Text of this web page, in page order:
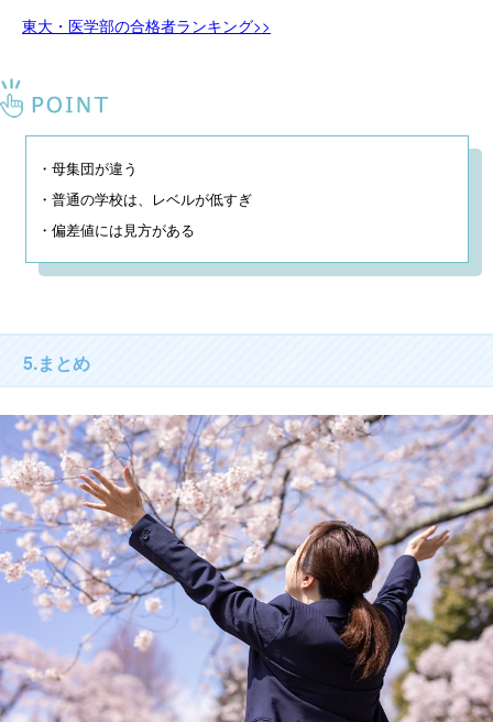
東大・医学部の合格者ランキング>>
・母集団が違う
・普通の学校は、レベルが低すぎ
・偏差値には見方がある
5.まとめ